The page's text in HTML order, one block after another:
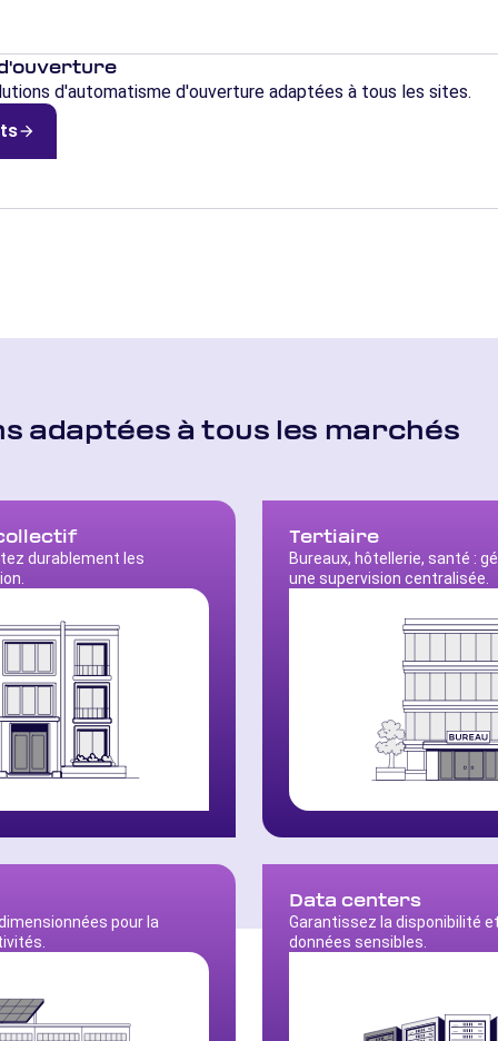
d'automatisme d'ouverture adaptées à tous les sites.
arrow_forward
adaptées à tous les marchés
durablement les
Tertiaire
Bureaux, hôtellerie, santé :
une supervision centralisée.
pour la
Data centers
Garantissez la disponibilité
données sensibles.